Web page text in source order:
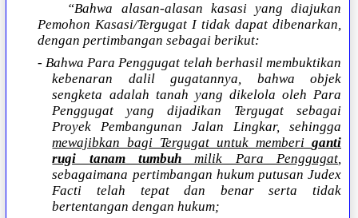
“Bahwa alasan-alasan kasasi yang diajukan
Pemohon Kasasi/Tergugat I tidak dapat dibenarkan,
dengan pertimbangan sebagai berikut:
- Bahwa Para Penggugat telah berhasil membuktikan
kebenaran dalil gugatannya, bahwa objek
sengketa adalah tanah yang dikelola oleh Para
Penggugat yang dijadikan Tergugat sebagai
Proyek Pembangunan Jalan Lingkar, sehingga
mewajibkan bagi Tergugat untuk memberi ganti
rugi tanam tumbuh milik Para Penggugat,
sebagaimana pertimbangan hukum putusan Judex
Facti telah tepat dan benar serta tidak
bertentangan dengan hukum;